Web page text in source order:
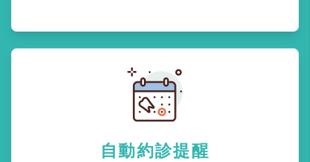
自動約診提醒